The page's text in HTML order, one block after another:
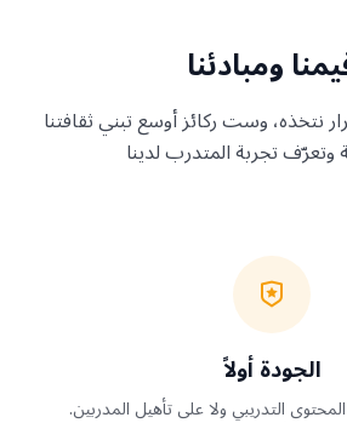
ومبادئنا
نتخذه، وست ركائز أوسع تبني ثقافتنا
تجربة المتدرب لدينا
الجودة أولاً
التدريبي ولا على تأهيل المدربين.